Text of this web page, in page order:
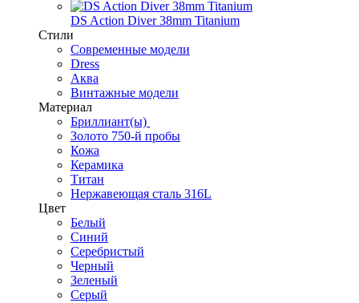
DS Action Diver 38mm Titanium
Стили
Современные модели
Dress
Аква
Винтажные модели
Материал
Бриллиант(ы)
Золото 750-й пробы
Кожа
Керамика
Титан
Нержавеющая сталь 316L
Цвет
Белый
Синий
Серебристый
Черный
Зеленый
Серый